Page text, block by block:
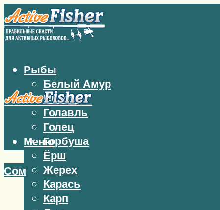
Рыбы
Белый Амур
Бычок
Голавль
Голец
Горбуша
Ёрш
Жерех
Карась
Карп
Меню
Сом